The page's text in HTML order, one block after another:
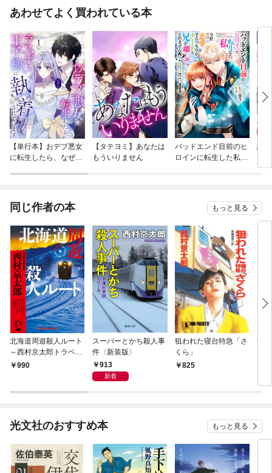
あわせてよく買われている本
【単行本】おデブ悪女
に転生したら、なぜか
【タテヨミ】あなたは
もういりません
バッドエンド目前のヒ
ロインに転生した私、
結
同じ作者の本 もっと見る
北海道周遊殺人ルート
～西村京太郎トラベル
ミステリー・セレクシ
990
スーパーとかち殺人事
件〈新装版〉
913
新着
狙われた寝台特急「さ
くら」
825
十
光文社のおすすめ本 もっと見る